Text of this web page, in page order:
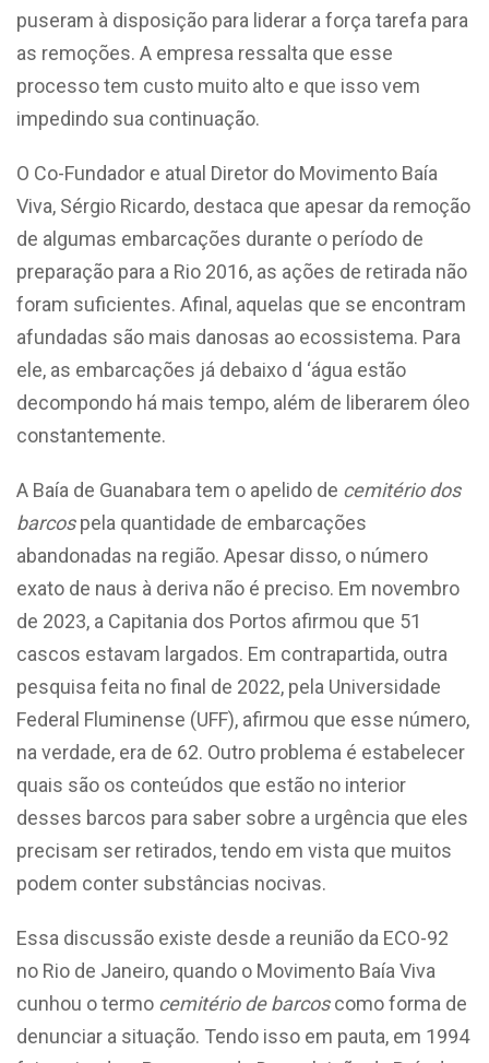
puseram à disposição para liderar a força tarefa para
as remoções. A empresa ressalta que esse
processo tem custo muito alto e que isso vem
impedindo sua continuação.
O Co-Fundador e atual Diretor do Movimento Baía
Viva, Sérgio Ricardo, destaca que apesar da remoção
de algumas embarcações durante o período de
preparação para a Rio 2016, as ações de retirada não
foram suficientes. Afinal, aquelas que se encontram
afundadas são mais danosas ao ecossistema. Para
ele, as embarcações já debaixo d ‘água estão
decompondo há mais tempo, além de liberarem óleo
constantemente.
A Baía de Guanabara tem o apelido de cemitério dos
barcospela quantidade de embarcações
abandonadas na região. Apesar disso, o número
exato de naus à deriva não é preciso. Em novembro
de 2023, a Capitania dos Portos afirmou que 51
cascos estavam largados. Em contrapartida, outra
pesquisa feita no final de 2022, pela Universidade
Federal Fluminense (UFF), afirmou que esse número,
na verdade, era de 62. Outro problema é estabelecer
quais são os conteúdos que estão no interior
desses barcos para saber sobre a urgência que eles
precisam ser retirados, tendo em vista que muitos
podem conter substâncias nocivas.
Essa discussão existe desde a reunião da ECO-92
no Rio de Janeiro, quando o Movimento Baía Viva
cunhou o termo cemitério de barcoscomo forma de
denunciar a situação. Tendo isso em pauta, em 1994